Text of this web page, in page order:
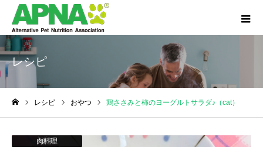
レシピ
レシピ おやつ 鶏ささみと柿のヨーグルトサラダ♪（cat）
おやつ
猫用
肉料理